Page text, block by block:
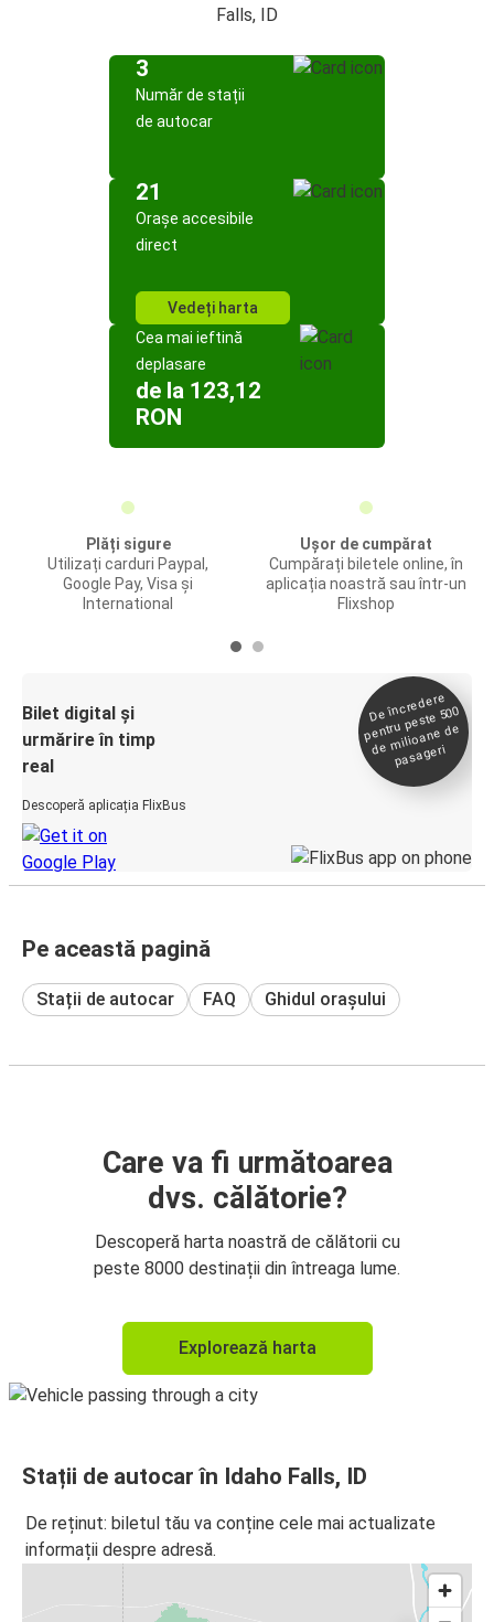
Falls, ID
3
Număr de stații
de autocar
21
Orașe accesibile
direct
Vedeți harta
Cea mai ieftină
deplasare
de la 123,12
RON
Plăți sigure
Utilizați carduri Paypal,
Google Pay, Visa și
International
Ușor de cumpărat
Cumpărați biletele online, în
aplicația noastră sau într-un
Flixshop
Bilet digital și
urmărire în timp
real
Descoperă aplicația FlixBus
De încredere
pentru peste 500
de
milioane de
pasageri
Pe această pagină
Stații de autocar FAQ Ghidul orașului
Care va fi următoarea
dvs. călătorie?
Descoperă harta noastră de călătorii cu
peste 8000 destinații din întreaga lume.
Explorează harta
Stații de autocar în Idaho Falls, ID
De reținut: biletul tău va conține cele mai actualizate
informații despre adresă.